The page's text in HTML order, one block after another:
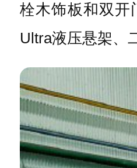
栓木饰板和双开
Ultra液压悬架、